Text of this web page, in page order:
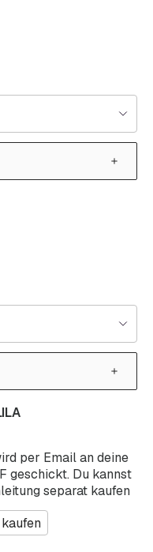
per Email an deine
geschickt. Du kannst
separat kaufen